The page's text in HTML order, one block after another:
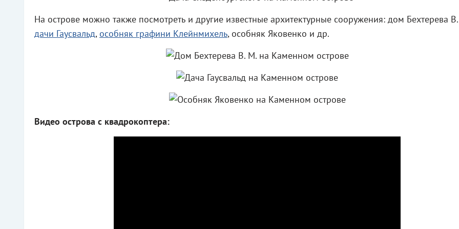
На острове можно также посмотреть и другие известные архитектурные сооружения: дом Бехтерева
дачи Гаусвальд, особняк графини Клейнмихель, особняк Яковенко и др.
Видео острова с квадрокоптера: